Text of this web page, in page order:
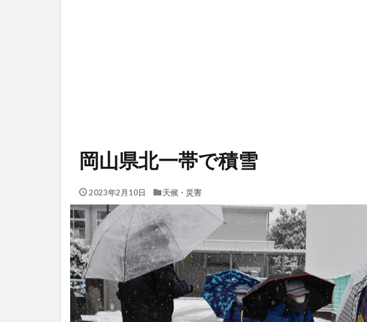
岡山県北一帯で積雪
2023年2月10日 天候・災害